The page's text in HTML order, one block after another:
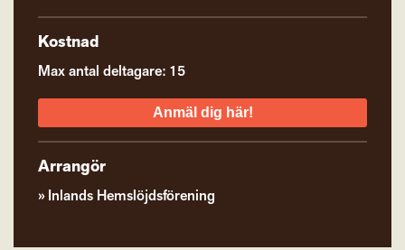
Kostnad
Max antal deltagare: 15
Anmäl dig här!
Arrangör
Inlands Hemslöjdsförening